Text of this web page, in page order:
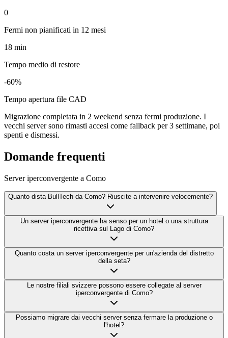
0
Fermi non pianificati in 12 mesi
18 min
Tempo medio di restore
-60%
Tempo apertura file CAD
Migrazione completata in 2 weekend senza fermi produzione. I
vecchi server sono rimasti accesi come fallback per 3 settimane, poi
spenti e dismessi.
Domande frequenti
Server iperconvergente a Como
Quanto dista BullTech da Como? Riuscite a intervenire velocemente?
Un server iperconvergente ha senso per un hotel o una struttura
ricettiva sul Lago di Como?
Quanto costa un server iperconvergente per un'azienda del distretto
della seta?
Le nostre filiali svizzere possono essere collegate al server
iperconvergente di Como?
Possiamo migrare dai vecchi server senza fermare la produzione o
l'hotel?